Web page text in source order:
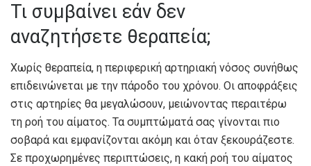
Τι συμβαίνει εάν δεν
αναζητήσετε θεραπεία;
Χωρίς θεραπεία, η περιφερική αρτηριακή νόσος συνήθως
επιδεινώνεται με την πάροδο του χρόνου. Οι αποφράξεις
στις αρτηρίες θα μεγαλώσουν, μειώνοντας περαιτέρω
τη ροή του αίματος. Τα συμπτώματά σας γίνονται πιο
σοβαρά και εμφανίζονται ακόμη και όταν ξεκουράζεστε.
Σε προχωρημένες περιπτώσεις, η κακή ροή του αίματος